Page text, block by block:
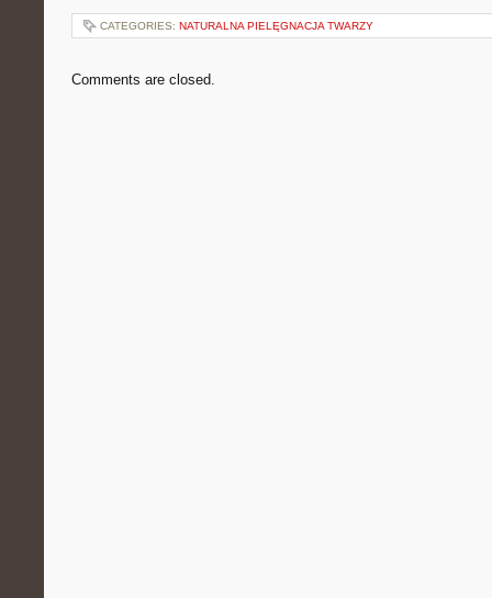
CATEGORIES: NATURALNA PIELĘGNACJA TWARZY
Comments are closed.